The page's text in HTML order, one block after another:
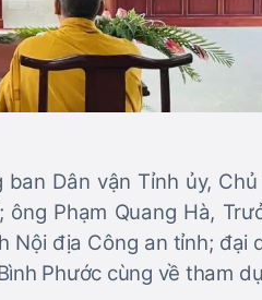
Dân vận Tỉnh ủy,
Phạm Quang Hà,
Nội địa Công an tỉnh; đại
Phước cùng về tham